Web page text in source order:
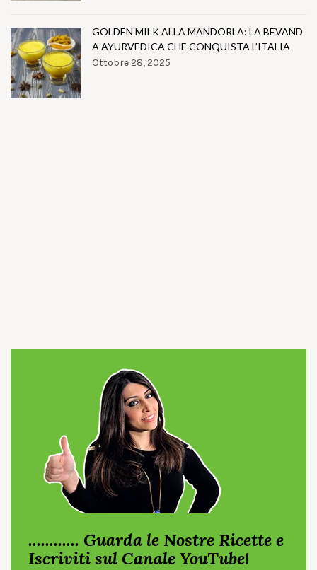
GOLDEN MILK ALLA MANDORLA: LA BEVAND
A AYURVEDICA CHE CONQUISTA L’ITALIA
Ottobre 28, 2025
............ Guarda le Nostre Ricette e
Iscriviti sul Canale YouTube!